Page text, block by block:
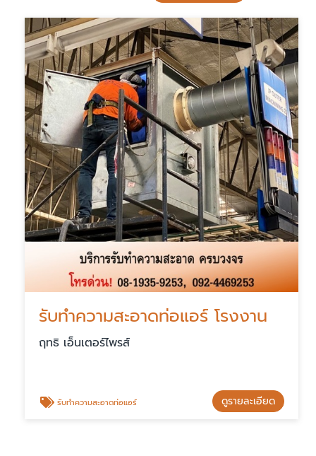
รับทำความสะอาดท่อแอร์ โรงงาน
ฤทธิ เอ็นเตอร์ไพรส์
รับทำความสะอาดท่อแอร์ ดูรายละเอียด